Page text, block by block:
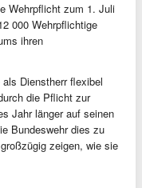
Wehrpflicht zum 1. Juli
000 Wehrpflichtige
ihren
Dienstherr flexibel
die Pflicht zur
Jahr länger auf seinen
Bundeswehr dies zu
zeigen, wie sie